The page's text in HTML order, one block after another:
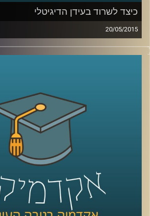
כיצד לשרוד בעידן הדיגיטלי
20/05/2015
קשה להאמין עד כמה משפיעים
שינויים אלו. מה עלינו ללמוד כדי
מתאימים לעולם הדיגיטלי
והמהירים המתרחשים בו? אילו
לשפר ולטפח על מנת להשתלב
הנוכחי, שדורש גמישות רבה ?
קרדיט תמונות: AudioVersity